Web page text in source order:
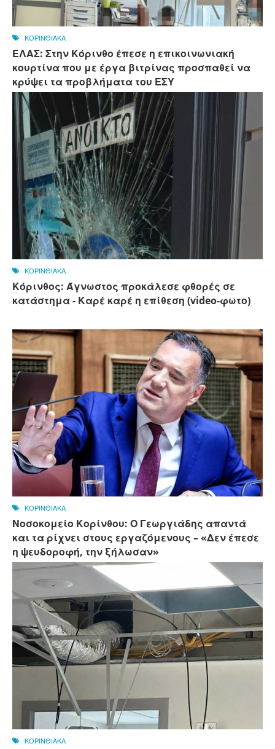
ΚΟΡΙΝΘΙΑΚΑ
ΕΛΑΣ: Στην Κόρινθο έπεσε η επικοινωνιακή
κουρτίνα που με έργα βιτρίνας προσπαθεί να
κρύψει τα προβλήματα του ΕΣΥ
ΚΟΡΙΝΘΙΑΚΑ
Κόρινθος: Άγνωστος προκάλεσε φθορές σε
κατάστημα - Καρέ καρέ η επίθεση (video-φωτο)
ΚΟΡΙΝΘΙΑΚΑ
Νοσοκομείο Κορίνθου: Ο Γεωργιάδης απαντά
και τα ρίχνει στους εργαζόμενους – «Δεν έπεσε
η ψευδοροφή, την ξήλωσαν»
ΚΟΡΙΝΘΙΑΚΑ